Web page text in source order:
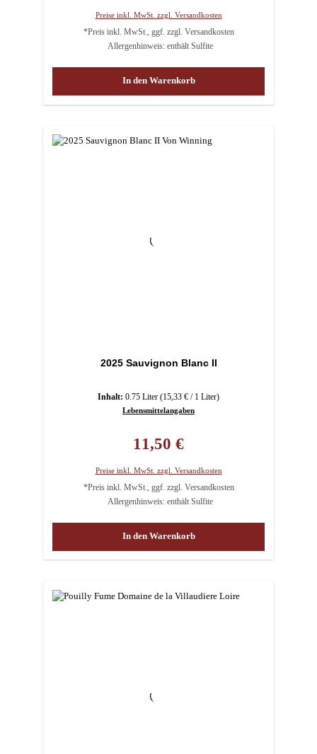
Preise inkl. MwSt. zzgl. Versandkosten
*Preis inkl. MwSt., ggf. zzgl. Versandkosten
Allergenhinweis: enthält Sulfite
In den Warenkorb
2025 Sauvignon Blanc II
Inhalt: 0.75 Liter (15,33 € / 1 Liter)
Lebensmittelangaben
11,50 €
Preise inkl. MwSt. zzgl. Versandkosten
*Preis inkl. MwSt., ggf. zzgl. Versandkosten
Allergenhinweis: enthält Sulfite
In den Warenkorb